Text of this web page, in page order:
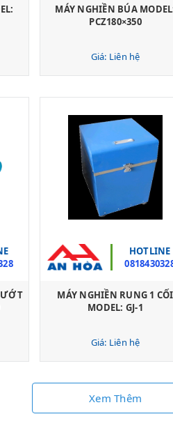
MÁY NGHIỀN BÚA
PCZ180×350
Giá: Liên hệ
ƯỚT
HOTLINE
MÁY NGHIỀN RUNG 1 CỐI
MODEL: GJ-1
Giá: Liên hệ
Xem Thêm